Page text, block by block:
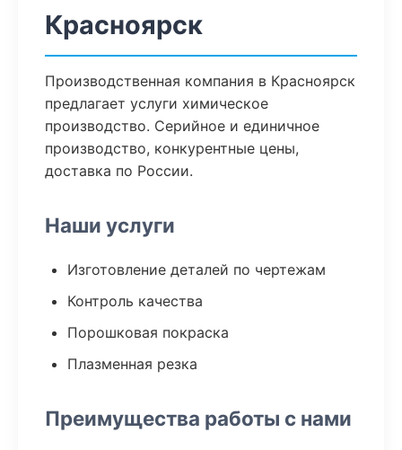
Красноярск
Производственная компания в Красноярск
предлагает услуги химическое
производство. Серийное и единичное
производство, конкурентные цены,
доставка по России.
Наши услуги
Изготовление деталей по чертежам
Контроль качества
Порошковая покраска
Плазменная резка
Преимущества работы с нами